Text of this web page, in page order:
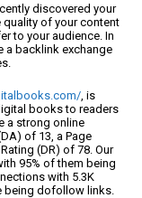
discovered your
of your content
to your audience. In
a backlink exchange
, is
books to readers
a strong online
of 13, a Page
(DR) of 78. Our
95% of them being
with 5.3K
being dofollow links.